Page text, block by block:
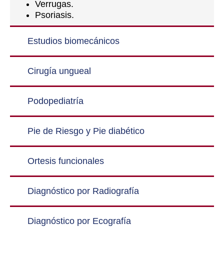
Estudios biomecánicos
Cirugía ungueal
Podopediatría
Pie de Riesgo y Pie diabético
Ortesis funcionales
Diagnóstico por Radiografía
Diagnóstico por Ecografía
Verrugas.
Psoriasis.